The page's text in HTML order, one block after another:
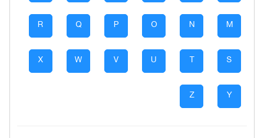
M
N
O
P
Q
R
S
T
U
V
W
X
Y
Z